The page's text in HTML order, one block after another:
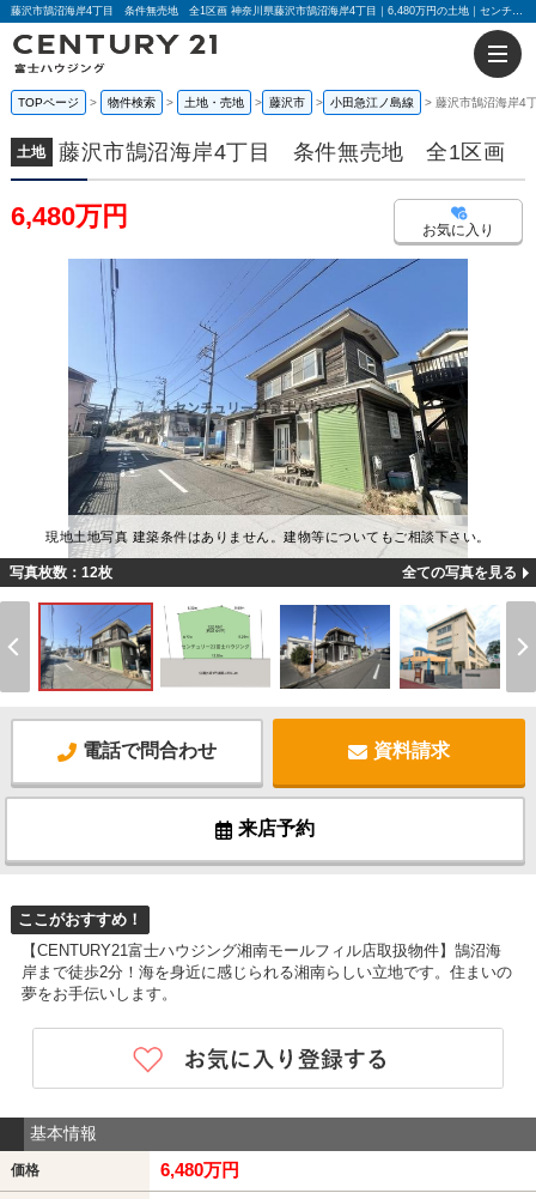
藤沢市鵠沼海岸4丁目 条件無売地 全1区画 神奈川県藤沢市鵠沼海岸4丁目｜6,480万円の土地｜センチュリー21富士ハウジング
TOPページ 物件検索 土地・売地 藤沢市 小田急江ノ島線 藤沢市鵠沼海岸
土地 藤沢市鵠沼海岸4丁目 条件無売地 全1区画
6,480万円 お気に入り
現地土地写真 建築条件はありません。建物等についてもご相談下さい。
写真枚数：12枚 全ての写真を見る
電話で問合わせ 資料請求
来店予約
ここがおすすめ！
【CENTURY21富士ハウジング湘南モールフィル店取扱物件】鵠沼海
岸まで徒歩2分！海を身近に感じられる湘南らしい立地です。住まいの
夢をお手伝いします。
基本情報
価格 6,480万円